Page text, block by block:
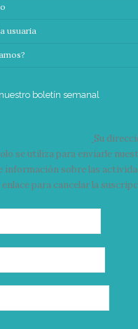
usuaria
boletín semanal
Su
se utiliza para enviarle
sobre las
enlace para cancelar la